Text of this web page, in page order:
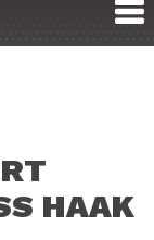
HAAK